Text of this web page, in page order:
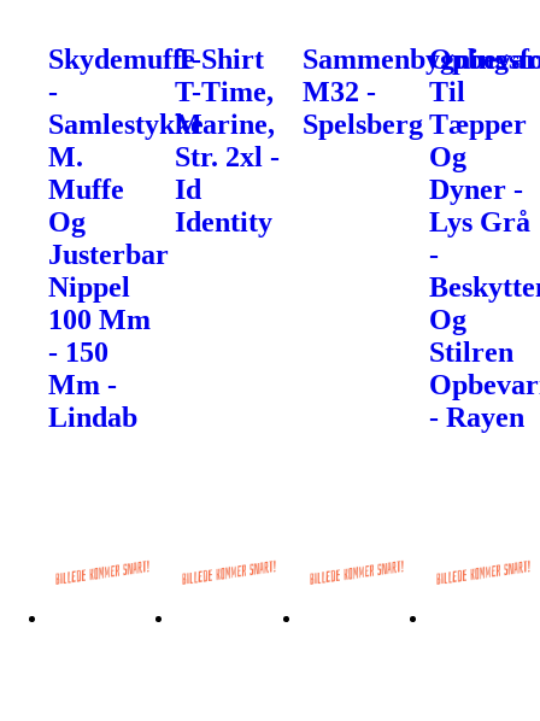
Skydemuffe
-
Samlestykke
M.
Muffe
Og
Justerbar
Nippel
100 Mm
- 150
Mm -
Lindab
T-Shirt
T-Time,
Marine,
Str. 2xl -
Id
Identity
M32 -
Spelsberg
Til
Tæpper
Og
Dyner -
Lys Grå
-
Og
Stilren
- Rayen